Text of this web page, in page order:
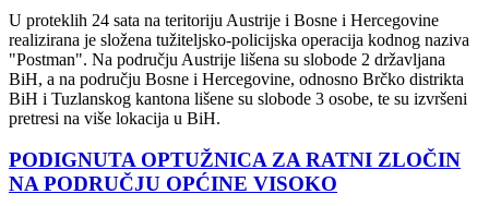
U proteklih 24 sata na teritoriju Austrije i Bosne i Hercegovine
realizirana je složena tužiteljsko-policijska operacija kodnog naziva
"Postman". Na području Austrije lišena su slobode 2 državljana
BiH, a na području Bosne i Hercegovine, odnosno Brčko distrikta
BiH i Tuzlanskog kantona lišene su slobode 3 osobe, te su izvršeni
pretresi na više lokacija u BiH.
PODIGNUTA OPTUŽNICA ZA RATNI ZLOČIN
NA PODRUČJU OPĆINE VISOKO